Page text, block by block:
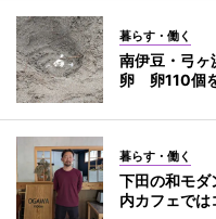
暮らす・働く
南伊豆・弓ヶ
卵 卵110個
暮らす・働く
下田の和モ
内カフェでは